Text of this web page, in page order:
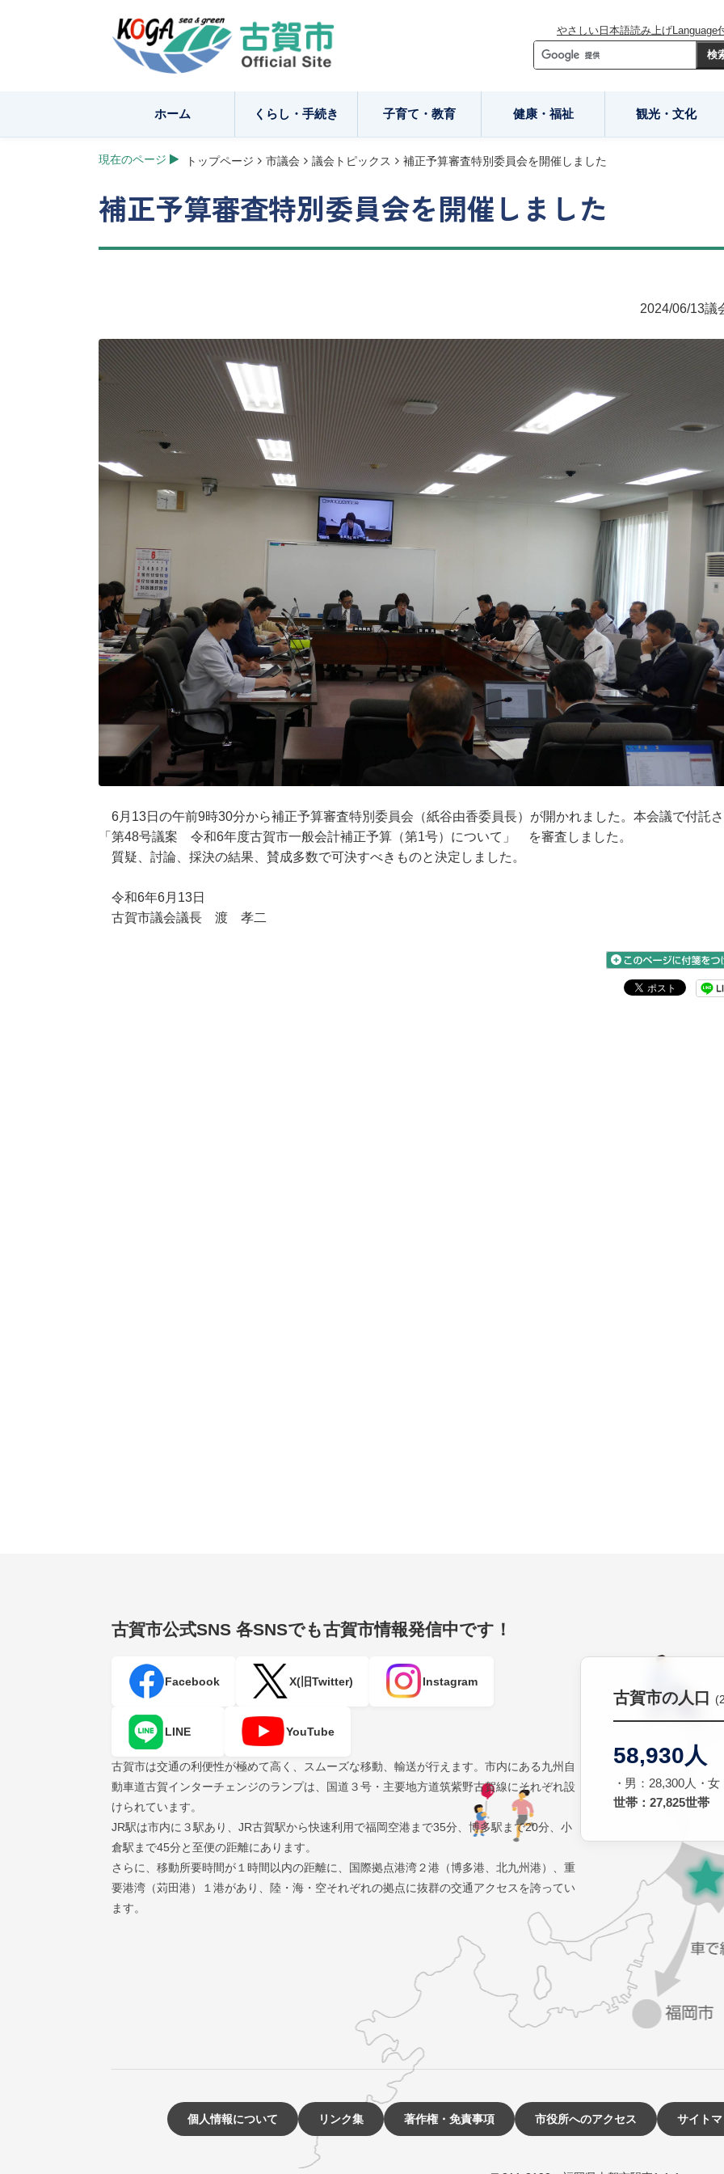
やさしい日本語読み上げLanguage
ホーム くらし・手続き 子育て・教育 健康・福祉 観光・文化
現在のページ トップページ 市議会 議会トピックス 補正予算審査特別委員会を開催しました
補正予算審査特別委員会を開催しました
2024/06/13議
6月13日の午前9時30分から補正予算審査特別委員会（紙谷由香委員長）が開かれました。本会議で付託
「第48号議案 令和6年度古賀市一般会計補正予算（第1号）について」 を審査しました。
質疑、討論、採決の結果、賛成多数で可決すべきものと決定しました。
令和6年6月13日
古賀市議会議長 渡 孝二
古賀市公式SNS 各SNSでも古賀市情報発信中です！
Facebook X(旧Twitter) Instagram
LINE YouTube
古賀市は交通の利便性が極めて高く、スムーズな移動、輸送が行えます。市内にある九州自
動車道古賀インターチェンジのランプは、国道３号・主要地方道筑紫野古賀線にそれぞれ設
けられています。
JR駅は市内に３駅あり、JR古賀駅から快速利用で福岡空港まで35分、博多駅まで20分、小
倉駅まで45分と至便の距離にあります。
さらに、移動所要時間が１時間以内の距離に、国際拠点港湾２港（博多港、北九州港）、重
要港湾（苅田港）１港があり、陸・海・空それぞれの拠点に抜群の交通アクセスを誇ってい
ます。
古賀市の人口
58,930人
男：28,300人
女
世帯：27,825世帯
個人情報について リンク集 著作権・免責事項 市役所へのアクセス サイト